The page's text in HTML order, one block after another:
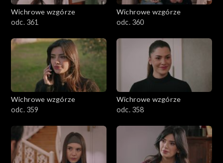
Wichrowe wzgórze
odc. 361
Wichrowe wzgórze
odc. 360
Wichrowe wzgórze
odc. 359
Wichrowe wzgórze
odc. 358